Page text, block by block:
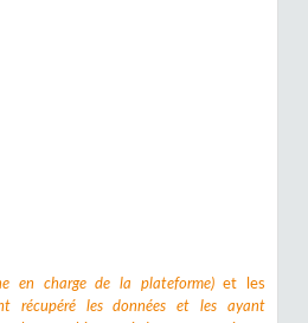
en charge de la plateforme)et les
récupéré les données et les ayant